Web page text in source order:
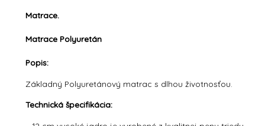
Matrace.
Matrace Polyuretán
Popis:
Základný Polyuretánový matrac s dlhou životnosťou.
Technická špecifikácia: